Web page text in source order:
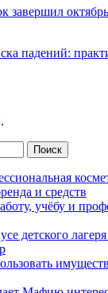
завершил
падений:
и средств
учёбу и
детского